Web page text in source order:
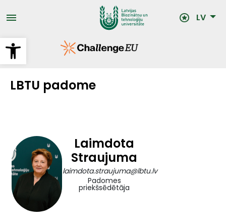
Open toolbar
uz
galveno LV
LBTU padome
Laimdota
Straujuma
laimdota.straujuma@lbtu.lv
Padomes
priekšsēdētāja